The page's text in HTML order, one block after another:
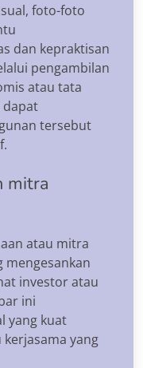
foto-foto
dan kepraktisan
pengambilan
atau tata
dapat
tersebut
mitra
atau mitra
investor atau
ini
yang kuat
yang